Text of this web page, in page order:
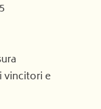
vincitori e